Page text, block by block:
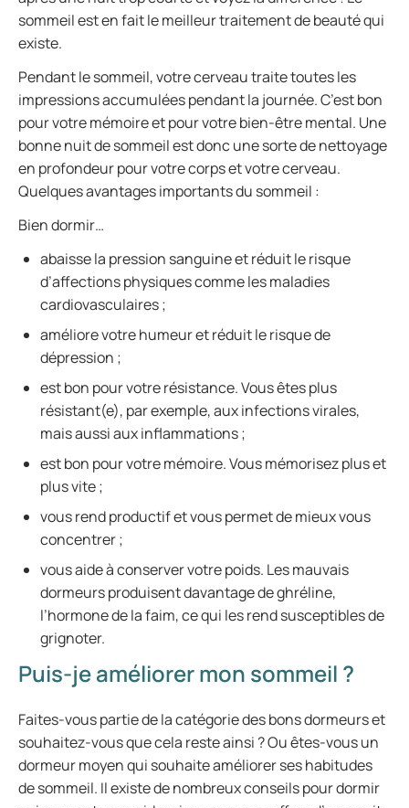
sommeil est en fait le meilleur traitement de beauté qui
existe.
Pendant le sommeil, votre cerveau traite toutes les
impressions accumulées pendant la journée. C’est bon
pour votre mémoire et pour votre bien-être mental. Une
bonne nuit de sommeil est donc une sorte de nettoyage
en profondeur pour votre corps et votre cerveau.
Quelques avantages importants du sommeil :
Bien dormir…
abaisse la pression sanguine et réduit le risque
d’affections physiques comme les maladies
cardiovasculaires ;
améliore votre humeur et réduit le risque de
dépression ;
est bon pour votre résistance. Vous êtes plus
résistant(e), par exemple, aux infections virales,
mais aussi aux inflammations ;
est bon pour votre mémoire. Vous mémorisez plus et
plus vite ;
vous rend productif et vous permet de mieux vous
concentrer ;
vous aide à conserver votre poids. Les mauvais
dormeurs produisent davantage de ghréline,
l’hormone de la faim, ce qui les rend susceptibles de
grignoter.
Puis-je améliorer mon sommeil ?
Faites-vous partie de la catégorie des bons dormeurs et
souhaitez-vous que cela reste ainsi ? Ou êtes-vous un
dormeur moyen qui souhaite améliorer ses habitudes
de sommeil. Il existe de nombreux conseils pour dormir